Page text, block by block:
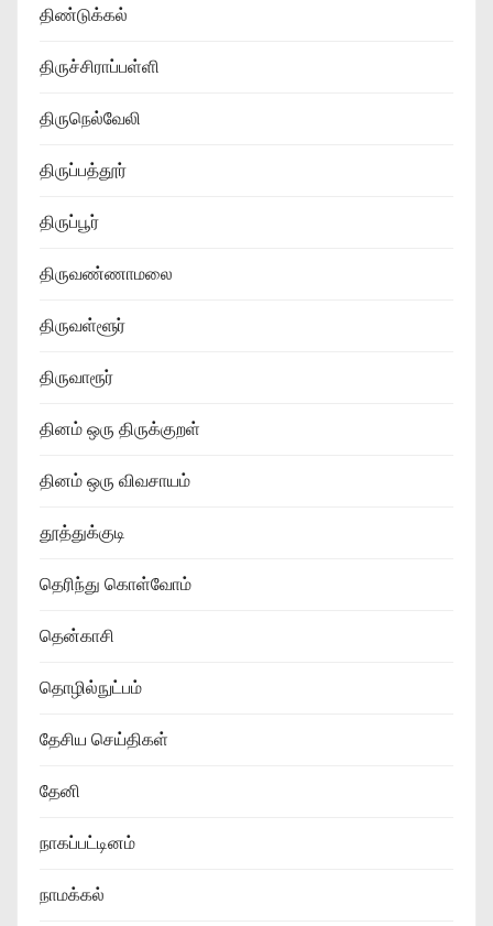
திண்டுக்கல்
திருச்சிராப்பள்ளி
திருநெல்வேலி
திருப்பத்தூர்
திருப்பூர்
திருவண்ணாமலை
திருவள்ளூர்
திருவாரூர்
தினம் ஒரு திருக்குறள்
தினம் ஒரு விவசாயம்
தூத்துக்குடி
தெரிந்து கொள்வோம்
தென்காசி
தொழில்நுட்பம்
தேசிய செய்திகள்
தேனி
நாகப்பட்டினம்
நாமக்கல்